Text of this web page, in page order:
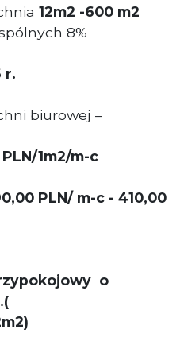
12m2 -600 m2
8%
r.
biurowej –
1m2/m-c
PLN/ m-c - 410,00
o